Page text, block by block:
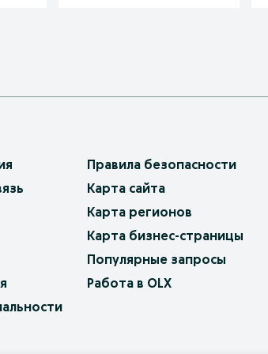
Правила безопасности
Карта сайта
Карта регионов
Карта бизнес-страницы
Популярные запросы
Работа в OLX